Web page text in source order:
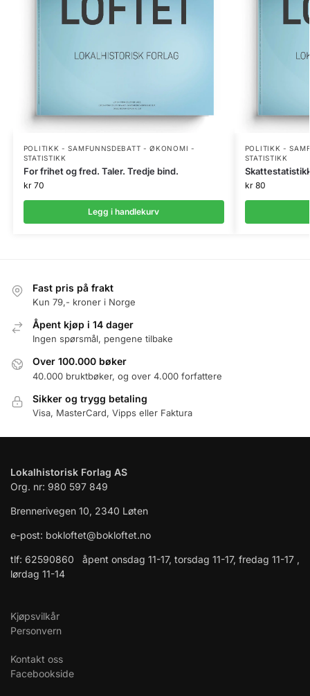
POLITIKK - SAMFUNNSDEBATT - ØKONOMI -
STATISTIKK
For frihet og fred. Taler. Tredje bind.
kr70
Legg i handlekurv
POLITIKK -
STATISTIKK
kr80
Fast pris på frakt
Kun 79,- kroner i Norge
Åpent kjøp i 14 dager
Ingen spørsmål, pengene tilbake
Over 100.000 bøker
40.000 bruktbøker, og over 4.000 forfattere
Sikker og trygg betaling
Visa, MasterCard, Vipps eller Faktura
Lokalhistorisk Forlag AS
Org. nr: 980 597 849
Brennerivegen 10, 2340 Løten
e-post: bokloftet@bokloftet.no
tlf: 62590860 åpent onsdag 11-17, torsdag 11-17, fredag 11-17 ,
lørdag 11-14
Kjøpsvilkår
Personvern
Kontakt oss
Facebookside